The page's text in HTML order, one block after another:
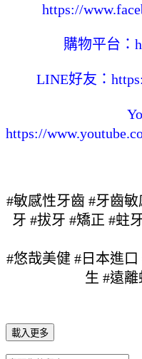
https://
購物平台：
LINE好友：
https://
#敏感性牙齒 #牙齒敏
牙 #拔牙 #矯正 #蛀
#悠哉美健 #日本進
生 #遠
載入更多